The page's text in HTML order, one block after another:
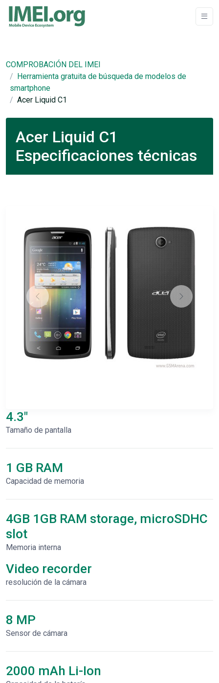
COMPROBACIÓN DEL IMEI
Herramienta gratuita de búsqueda de modelos de
smartphone
Acer Liquid C1
Acer Liquid C1
Especificaciones técnicas
4.3"
Tamaño de pantalla
1 GB RAM
Capacidad de memoria
4GB 1GB RAM storage, microSDHC
slot
Memoria interna
Video recorder
resolución de la cámara
8 MP
Sensor de cámara
2000 mAh Li-Ion